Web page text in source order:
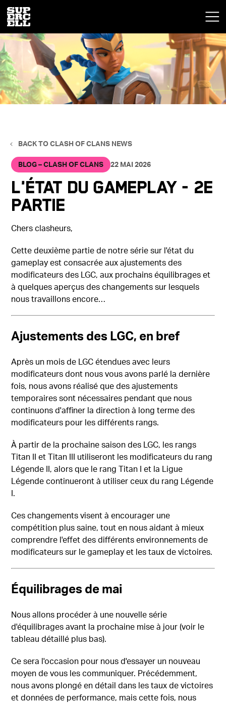
BACK TO CLASH OF CLANS NEWS
BLOG – CLASH OF CLANS 22 MAI 2026
L'état du gameplay - 2e
partie
Chers clasheurs,
Cette deuxième partie de notre série sur l'état du
gameplay est consacrée aux ajustements des
modificateurs des LGC, aux prochains équilibrages et
à quelques aperçus des changements sur lesquels
nous travaillons encore…
Ajustements des LGC, en bref
Après un mois de LGC étendues avec leurs
modificateurs dont nous vous avons parlé la dernière
fois, nous avons réalisé que des ajustements
temporaires sont nécessaires pendant que nous
continuons d'affiner la direction à long terme des
modificateurs pour les différents rangs.
À partir de la prochaine saison des LGC, les rangs
Titan II et Titan III utiliseront les modificateurs du rang
Légende II, alors que le rang Titan I et la Ligue
Légende continueront à utiliser ceux du rang Légende
I.
Ces changements visent à encourager une
compétition plus saine, tout en nous aidant à mieux
comprendre l'effet des différents environnements de
modificateurs sur le gameplay et les taux de victoires.
Équilibrages de mai
Nous allons procéder à une nouvelle série
d'équilibrages avant la prochaine mise à jour (voir le
tableau détaillé plus bas).
Ce sera l'occasion pour nous d'essayer un nouveau
moyen de vous les communiquer. Précédemment,
nous avons plongé en détail dans les taux de victoires
et données de performance, mais cette fois, nous